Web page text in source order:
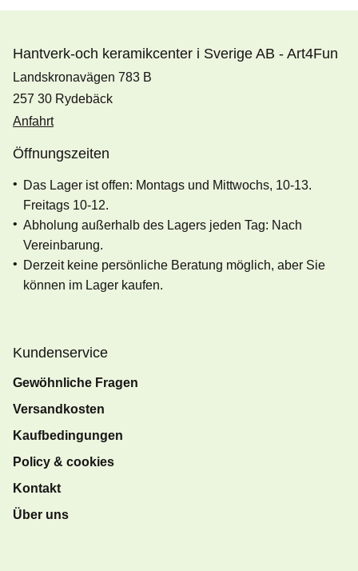
Hantverk-och keramikcenter i Sverige AB - Art4Fun
Landskronavägen 783 B
257 30 Rydebäck
Anfahrt
Öffnungszeiten
Das Lager ist offen: Montags und Mittwochs, 10-13.
Freitags 10-12.
Abholung außerhalb des Lagers jeden Tag: Nach
Vereinbarung.
Derzeit keine persönliche Beratung möglich, aber Sie
können im Lager kaufen.
Kundenservice
Gewöhnliche Fragen
Versandkosten
Kaufbedingungen
Policy & cookies
Kontakt
Über uns